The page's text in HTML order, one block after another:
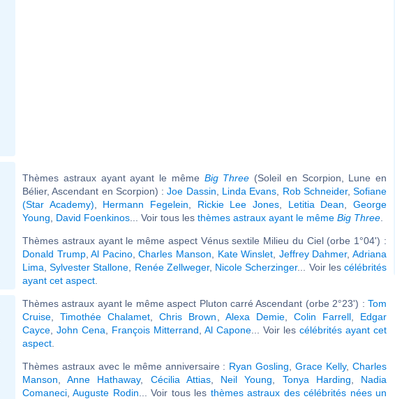
Thèmes astraux ayant ayant le même Big Three (Soleil en Scorpion, Lune en
Bélier, Ascendant en Scorpion) :Joe Dassin Linda Evans Rob Schneider,Sofiane
(Star Academy)
Hermann Fegelein Rickie Lee Jones Letitia Dean ,George
Young
David Foenkinos ... Voir tous les thèmes astraux ayant le même Big Three
Thèmes astraux ayant le même aspect Vénus sextile Milieu du Ciel (orbe 1°04') :
Donald Trump,Al Pacino,Charles Manson Kate Winslet Jeffrey Dahmer,Adriana
Lima ,Sylvester Stallone Renée Zellweger, Nicole Scherzinger... Voir lescélébrités
ayant cet aspect
Thèmes astraux ayant le même aspect Pluton carré Ascendant (orbe 2°23') : Tom
Cruise ,Timothée Chalamet ,Chris Brown Alexa Demie, Colin Farrell
Edgar
Cayce John Cena François Mitterrand Al Capone ... Voir les célébrités ayant cet
aspect
Thèmes astraux avec le même anniversaire : Ryan Gosling ,Grace Kelly,Charles
Manson ,Anne Hathaway, Cécilia Attias, Neil Young Tonya Harding
Nadia
Comaneci ,Auguste Rodin ... Voir tous les thèmes astraux des célébrités nées un